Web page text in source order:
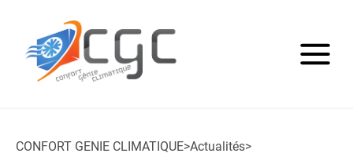
CONFORT GENIE CLIMATIQUE>Actualités>